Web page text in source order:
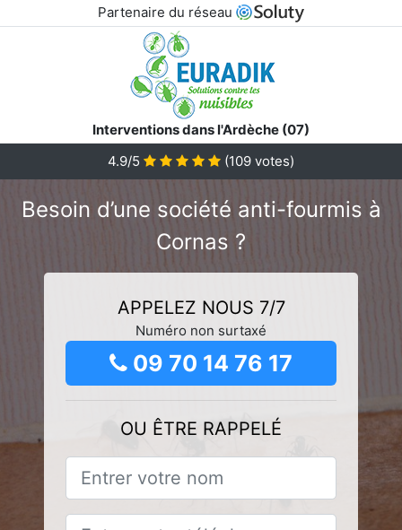
Partenaire du réseau
Interventions dans l'Ardèche (07)
4.9/5
(109 votes)
Besoin d’une société anti-fourmis à
Cornas ?
APPELEZ NOUS 7/7
Numéro non surtaxé
09 70 14 76 17
OU ÊTRE RAPPELÉ